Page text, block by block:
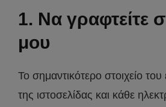
1. Να γραφτείτε
μου
Το σημαντικότερο στοιχείο
της ιστοσελίδας και κάθε